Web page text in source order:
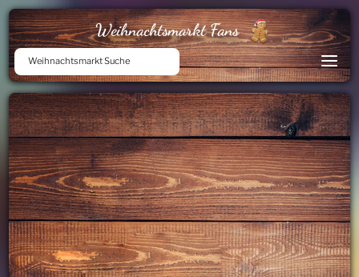
Weihnachtsmarkt Fans
Weihnachtsmarkt Suche